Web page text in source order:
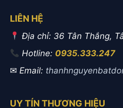
LIÊN HỆ
Địa chỉ: 36 Tân Thắng,
Hotline: 0935.333.247
✉ Email:
UY TÍN THƯƠNG HIỆU